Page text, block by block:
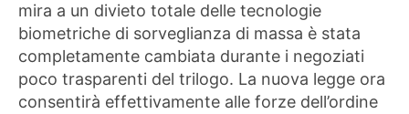
mira a un divieto totale delle tecnologie
biometriche di sorveglianza di massa è stata
completamente cambiata durante i negoziati
poco trasparenti del trilogo. La nuova legge ora
consentirà effettivamente alle forze dell’ordine